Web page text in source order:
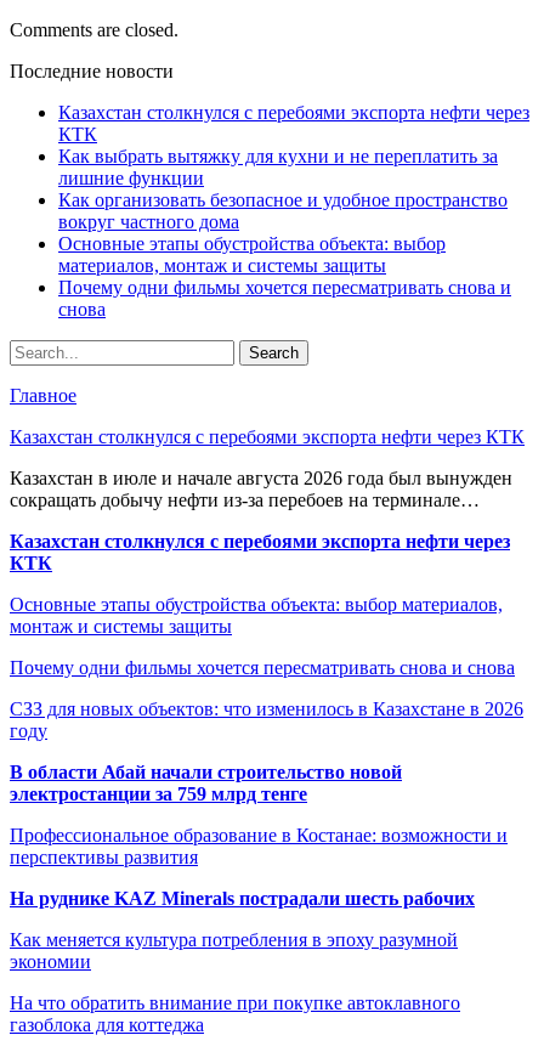
Comments are closed.
Последние новости
Казахстан столкнулся с перебоями экспорта нефти через
КТК
Как выбрать вытяжку для кухни и не переплатить за
лишние функции
Как организовать безопасное и удобное пространство
вокруг частного дома
Основные этапы обустройства объекта: выбор
материалов, монтаж и системы защиты
Почему одни фильмы хочется пересматривать снова и
снова
Главное
Казахстан столкнулся с перебоями экспорта нефти через КТК
Казахстан в июле и начале августа 2026 года был вынужден
сокращать добычу нефти из-за перебоев на терминале…
Казахстан столкнулся с перебоями экспорта нефти через
КТК
Основные этапы обустройства объекта: выбор материалов,
монтаж и системы защиты
Почему одни фильмы хочется пересматривать снова и снова
СЗЗ для новых объектов: что изменилось в Казахстане в 2026
году
В области Абай начали строительство новой
электростанции за 759 млрд тенге
Профессиональное образование в Костанае: возможности и
перспективы развития
На руднике KAZ Minerals пострадали шесть рабочих
Как меняется культура потребления в эпоху разумной
экономии
На что обратить внимание при покупке автоклавного
газоблока для коттеджа